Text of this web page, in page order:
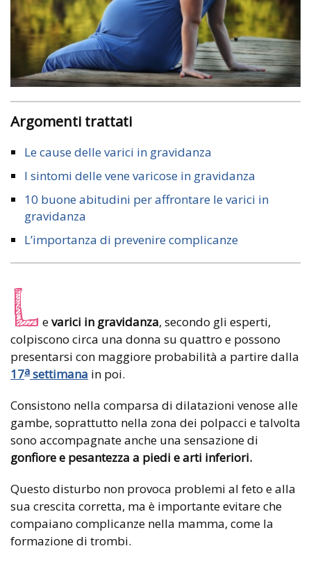
Argomenti trattati
Le cause delle varici in gravidanza
I sintomi delle vene varicose in gravidanza
10 buone abitudini per affrontare le varici in
gravidanza
L’importanza di prevenire complicanze
L evarici in gravidanza, secondo gli esperti,
colpiscono circa una donna su quattro e possono
presentarsi con maggiore probabilità a partire dalla
17a settimana in poi.
Consistono nella comparsa di dilatazioni venose alle
gambe, soprattutto nella zona dei polpacci e talvolta
sono accompagnate anche una sensazione di
gonfiore e pesantezza a piedi e arti inferiori.
Questo disturbo non provoca problemi al feto e alla
sua crescita corretta, ma è importante evitare che
compaiano complicanze nella mamma, come la
formazione di trombi.